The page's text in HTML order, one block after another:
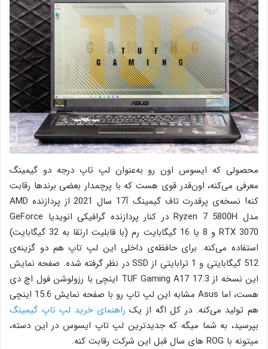
محصولی که ایسوس اون رو به‌عنوان لپ تاپ درجه دو گیمینگ
معرفی می‌کنه، اون‌قدر قوی هست که با پرچمدار بعضی برندها رقابت
کنه! نسخه‌ی پرقدرت تاف گیمینگ آ17 سال 2021 از پردازنده AMD
مدل Ryzen 7 5800H در کنار پردازنده گرافیکی انویدیا GeForce
RTX 3070 و 8 یا 16 گیگابایت رم (با قابلیت ارتقا به 32 گیگابایت)
استفاده می‌کنه. برای حافظه‌ی داخلی این لپ تاپ هم دو گزینه‌ی
512 گیگابایتی و 1 ترابایتی از SSD در نظر گرفته شده. صفحه نمایش
این نسخه از TUF Gaming A17 17.3 اینچی با رزولوشن فول اچ دی
هست، اما Asus مشابه این لپ تاپ رو با صفحه نمایش 15.6 اینچی
هم تولید می‌کنه. در کل اگه از یک راهنمای خرید لپ تاپ گیمینگ
بپرسید، به شما میگه که جدیدترین لپ تاپ ایسوس در این دسته،
میتونه با ROG های سال قبل این شرکت رقابت کنه.